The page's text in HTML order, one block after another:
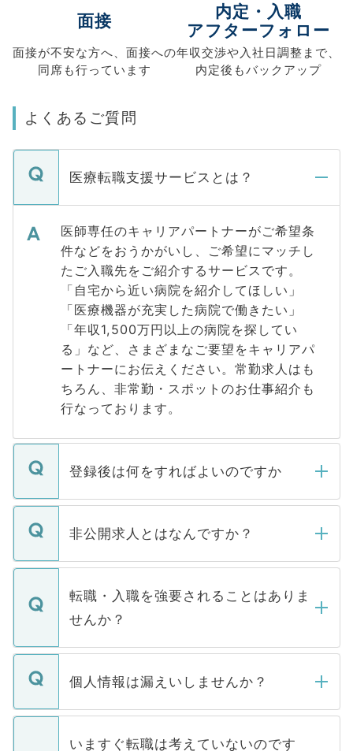
面接
面接が不安な方へ、 面接への
同席も行っています
内定・入職
アフターフォロー
年収交渉や入社日調整まで、
内定後もバックアップ
よくあるご質問
医療転職支援サービスとは？
医師専任のキャリアパートナーがご希望条
件などをおうかがいし、ご希望にマッチし
たご入職先をご紹介するサービスです。
「自宅から近い病院を紹介してほしい」
「医療機器が充実した病院で働きたい」
「年収1,500万円以上の病院を探してい
る」など、さまざまなご要望をキャリアパ
ートナーにお伝えください。常勤求人はも
ちろん、非常勤・スポットのお仕事紹介も
行なっております。
登録後は何をすればよいのですか
ご登録いただきましたら、弊社担当者がご
登録内容を確認し、その後メールもしくは
ます。通常、5営業日以内にはご連絡をせて
いただきますので、しばらくお待ちくださ
い。
非公開求人とはなんですか？
マイナビDOCTORで取り扱っている求人の
うち約3割は、Webサイトからご覧いただ
けない「非公開求人」です。非公開求人は
下記の理由によって、一般には公開してい
ません。
■応募殺到を避けるため 人気のある医療機
関を公にしてしまうと、応募が殺到する場
転職・入職を強要されることはありま
せんか？
転職・入職を強要することは一切ありませ
ん。また、仮に応募先から内定をいただい
定を承諾する必要はありません。内定先へ
の辞退の連絡はキャリアパートナーが行い
個人情報は漏えいしませんか？
個人情報が漏えいすることはありませんの
で、ご安心ください。当サイトからの登録
いますぐ転職は考えていないのです